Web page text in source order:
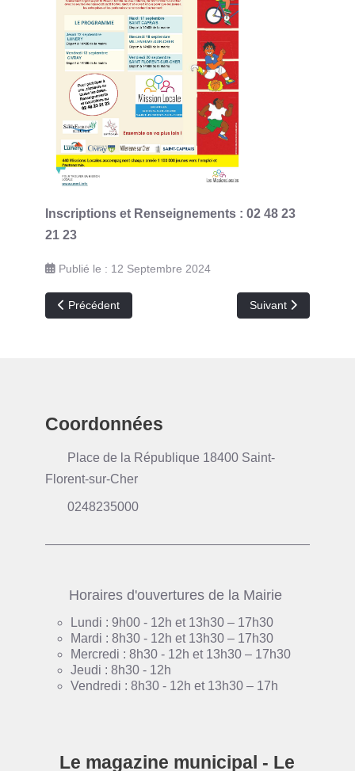
Inscriptions et Renseignements : 02 48 23
21 23
Publié le : 12 Septembre 2024
Article précédent : Bafa ou permis ML
Précédent Article suivant :
Suivant
Coordonnées
Place de la République 18400 Saint-
Florent-sur-Cher
0248235000
Horaires d'ouvertures de la Mairie
Lundi : 9h00 - 12h et 13h30 – 17h30
Mardi : 8h30 - 12h et 13h30 – 17h30
Mercredi : 8h30 - 12h et 13h30 – 17h30
Jeudi : 8h30 - 12h
Vendredi : 8h30 - 12h et 13h30 – 17h
Le magazine municipal - Le